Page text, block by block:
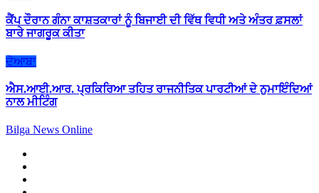
ਕੈਂਪ ਦੌਰਾਨ ਗੰਨਾ ਕਾਸ਼ਤਕਾਰਾਂ ਨੂੰ ਬਿਜਾਈ ਦੀ ਵਿੱਥ ਵਿਧੀ ਅਤੇ ਅੰਤਰ ਫ਼ਸਲਾਂ
ਬਾਰੇ ਜਾਗਰੂਕ ਕੀਤਾ
ਦੋਆਬਾ
ਐਸ.ਆਈ.ਆਰ. ਪ੍ਰਕਿਰਿਆ ਤਹਿਤ ਰਾਜਨੀਤਿਕ ਪਾਰਟੀਆਂ ਦੇ ਨੁਮਾਇੰਦਿਆਂ
ਨਾਲ ਮੀਟਿੰਗ
Bilga News Online